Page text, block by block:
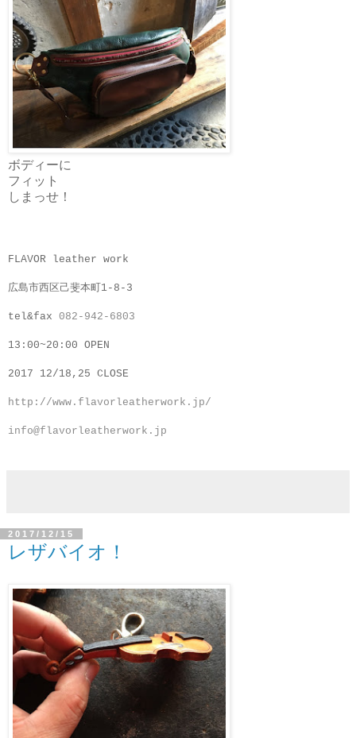
ボディーに
フィット
しまっせ！
FLAVOR leather work
広島市西区己斐本町1-8-3
tel&fax 082-942-6803
13:00~20:00 OPEN
2017 12/18,25 CLOSE
http://www.flavorleatherwork.jp/
info@flavorleatherwork.jp
2017/12/15
レザバイオ！